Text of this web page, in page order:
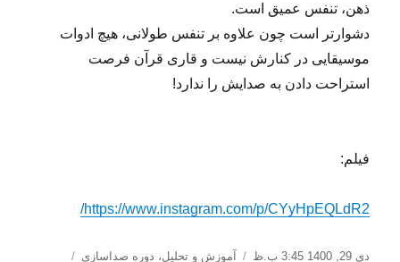
ذهن، تنفس عمیق است.
دشوارتر است چون علاوه بر تنفس طولانی، هیچ ادوات
موسیقایی در کنارش نیست و قاری قرآن فرصت
استراحت دادن به صدایش را ندارد!
فیلم:
https://www.instagram.com/p/CYyHpEQLdR2/
ارسال
دی 29, 1400 3:45 ب.ظ دسته‌ها
آموزش و تحلیل، دوره صداسازی